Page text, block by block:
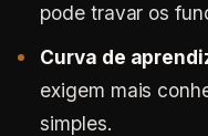
pode travar os
Curva de
exigem mais
simples.